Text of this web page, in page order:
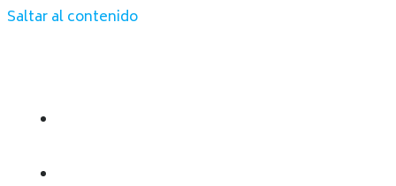
Saltar al contenido